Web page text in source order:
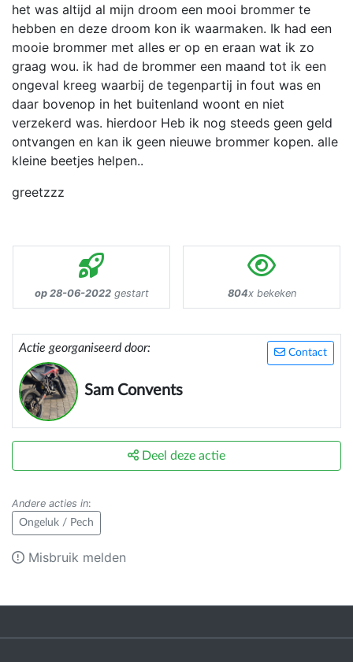
het was altijd al mijn droom een mooi brommer te
hebben en deze droom kon ik waarmaken. Ik had een
mooie brommer met alles er op en eraan wat ik zo
graag wou. ik had de brommer een maand tot ik een
ongeval kreeg waarbij de tegenpartij in fout was en
daar bovenop in het buitenland woont en niet
verzekerd was. hierdoor Heb ik nog steeds geen geld
ontvangen en kan ik geen nieuwe brommer kopen. alle
kleine beetjes helpen..
greetzzz
op 28-06-2022gestart 804x bekeken
Contact
Actie georganiseerd door:
Sam Convents
Deel deze actie
Andere acties in:
Ongeluk / Pech
Misbruik melden